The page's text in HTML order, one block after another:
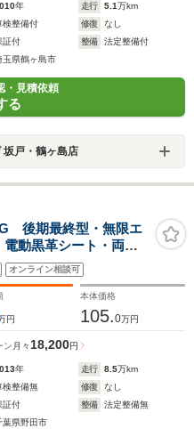
年 走行 5.1万km
検整備付 修復
なし
証付 整備
法定整備付
玉県鶴ヶ島市
・見積依頼
る
戸・鶴ヶ島店
後期最終型・無限エ
動黒革シート・両側
モニター・バックカ
トヒーター・ミュー
オンライン相談可
円
本体価格
105.0万円
ン 月々 18,200円
年 走行 8.5万km
検整備無 修復
なし
証付 整備
法定整備無
葉県野田市